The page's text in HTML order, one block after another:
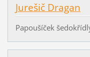
Jurešič Dragan
Papoušíček